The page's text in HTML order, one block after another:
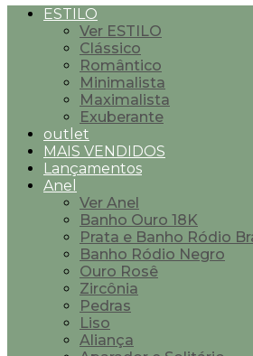
ESTILO
Ver ESTILO
Clássico
Romântico
Minimalista
Maximalista
Exuberante
outlet
MAIS VENDIDOS
Lançamentos
Anel
Ver Anel
Banho Ouro 18K
Prata e Banho Ródio
Banho Ródio Negro
Ouro Rosê
Zircônia
Pedras
Liso
Aliança